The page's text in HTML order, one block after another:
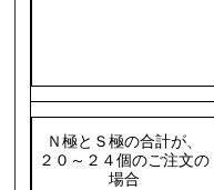
Ｎ極とＳ極の合計が、
２０～２４個のご注文の
場合